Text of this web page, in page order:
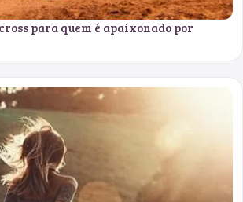
para quem é apaixonado por